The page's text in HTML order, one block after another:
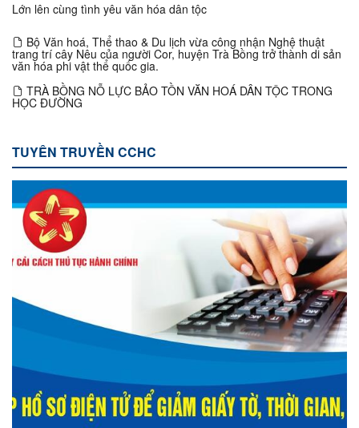
Lớn lên cùng tình yêu văn hóa dân tộc
Bộ Văn hoá, Thể thao & Du lịch vừa công nhận Nghệ thuật
trang trí cây Nêu của người Cor, huyện Trà Bồng trở thành di sản
văn hóa phi vật thể quốc gia.
TRÀ BỒNG NỖ LỰC BẢO TỒN VĂN HOÁ DÂN TỘC TRONG
HỌC ĐƯỜNG
TUYÊN TRUYỀN CCHC